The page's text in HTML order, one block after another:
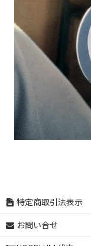
特定商取引法表示
お問い合せ